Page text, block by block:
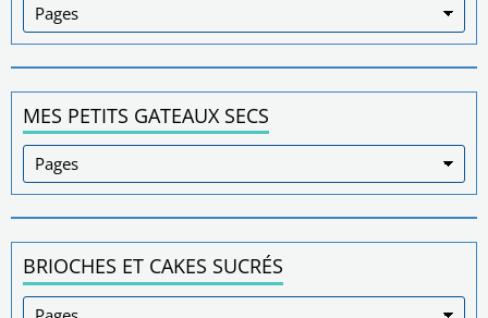
MES PETITS GATEAUX SECS
BRIOCHES ET CAKES SUCRÉS